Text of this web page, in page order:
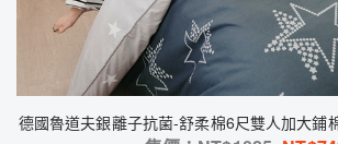
德國魯道夫銀離子抗菌-舒柔棉6尺雙人加大鋪